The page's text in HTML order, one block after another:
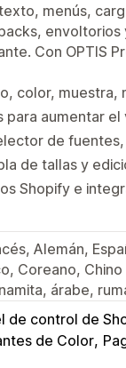
menús,
envoltorios
Con OPTIS
color, muestra,
aumentar
de
de tallas y
Shopify e
Alemán,
Coreano,
árabe,
de control de
de Color